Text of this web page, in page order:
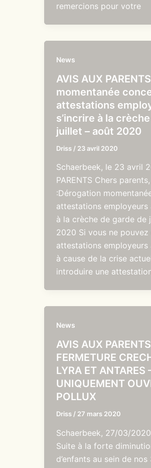
remercions pour votre
News
AVIS AUX
momentanée
attestations
s’incrire à la
juillet – août 2020
Driss / 23 avril 2020
Schaerbeek, le 23 avril
PARENTS Chers
:Dérogation
attestations employeurs
à la crèche de garde de
2020 Si vous ne
attestations
à cause de la crise
introduire une
News
AVIS AUX
FERMETURE
LYRA ET ANTARES
UNIQUEMENT
POLLUX
Driss / 27 mars 2020
Schaerbeek, 27/03/
Suite à la forte
d’enfants au sein de